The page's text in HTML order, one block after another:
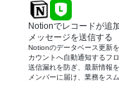
次に、オペレー
で取得したIDを
次に、分岐機能
の処理を行うか
次に、オペレー
得した情報を基
Notionでレコードが追
メッセージを送信する
Notionのデータベース更新
カウントへ自動通知するフ
送信漏れを防ぎ、最新情報
メンバーに届け、業務をス